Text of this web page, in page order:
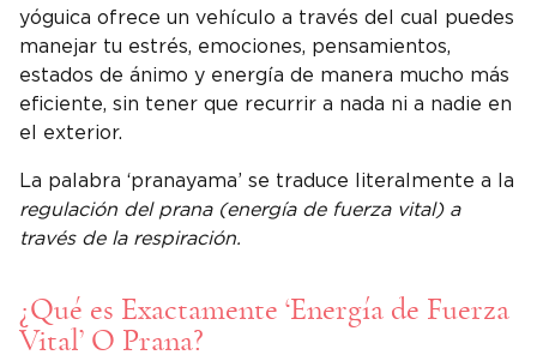
yóguica ofrece un vehículo a través del cual puedes
manejar tu estrés, emociones, pensamientos,
estados de ánimo y energía de manera mucho más
eficiente, sin tener que recurrir a nada ni a nadie en
el exterior.
La palabra ‘pranayama’ se traduce literalmente a la
regulación del prana (energía de fuerza vital) a
través de la respiración.
¿Qué es Exactamente ‘Energía de Fuerza
Vital’ O Prana?